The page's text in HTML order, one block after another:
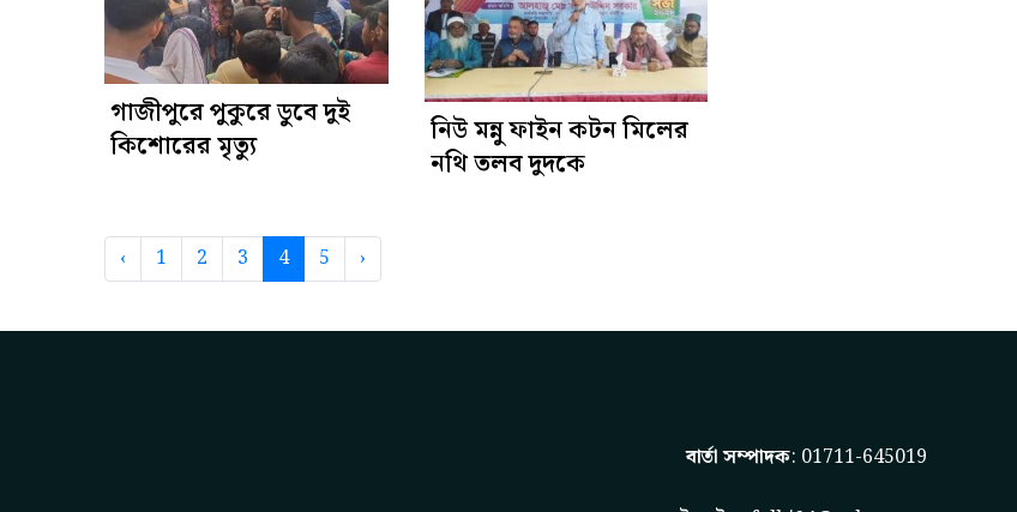
গাজীপুরে পুকুরে ডুবে দুই
কিশোরের মৃত্যু
নিউ মন্নু ফাইন কটন মিলের
নথি তলব দুদকে
‹ 1 2 3 4 5 ›
বার্তা সম্পাদক: 01711-645019